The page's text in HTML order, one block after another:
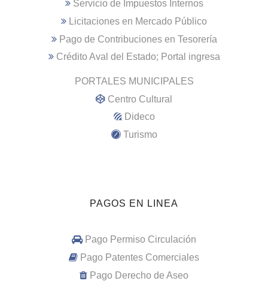
Servicio de Impuestos Internos
Licitaciones en Mercado Público
Pago de Contribuciones en Tesorería
Crédito Aval del Estado; Portal ingresa
PORTALES MUNICIPALES
Centro Cultural
Dideco
Turismo
PAGOS EN LINEA
Pago Permiso Circulación
Pago Patentes Comerciales
Pago Derecho de Aseo